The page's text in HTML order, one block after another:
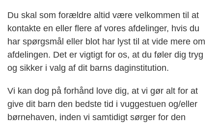
Du skal som forældre altid være velkommen til at
kontakte en eller flere af vores afdelinger, hvis du
har spørgsmål eller blot har lyst til at vide mere om
afdelingen. Det er vigtigt for os, at du føler dig tryg
og sikker i valg af dit barns daginstitution.
Vi kan dog på forhånd love dig, at vi gør alt for at
give dit barn den bedste tid i vuggestuen og/eller
børnehaven, inden vi samtidigt sørger for den